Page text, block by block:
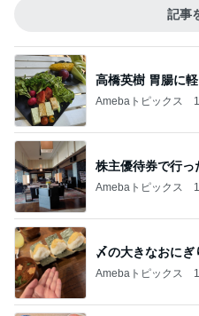
記事
高橋英樹 胃腸に
Amebaトピックス
株主優待券で行っ
Amebaトピックス
〆の大きなおに
Amebaトピックス